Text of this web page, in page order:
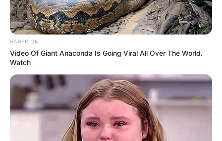
HABERION
Video Of Giant Anaconda Is Going Viral All Over The World.
Watch